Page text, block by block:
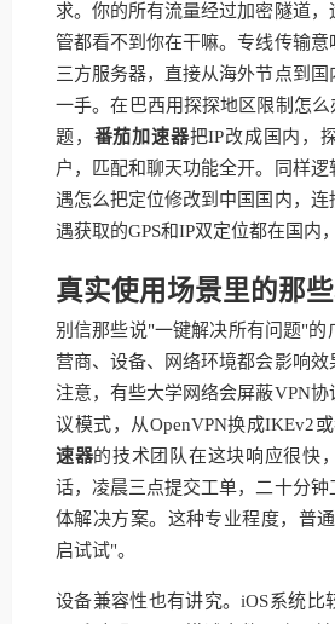
求。你的所有流量经过加密隧道，
管都看不到你在干嘛。专线传输意
三方服务器，直接从海外节点到
一手。在巴西用探探地区限制怎么
题， 番茄加速器把IP改成国内，
户，匹配和聊天功能全开。同样
遇怎么把定位修改到中国国内，连
遇获取的GPS和IP双定位都在国内
真实使用场景里的那
别信那些说"一键解决所有问题"的
营商、设备、网络环境都会影响
注意，有些大学网络会屏蔽VPN
议模式，从OpenVPN换成IKEv2或
速器的技术团队在这块响应很快
话，凌晨三点提交工单，二十分
体解决方案。这种专业程度，普
启试试"。
设备兼容性也有讲究。iOS系统比